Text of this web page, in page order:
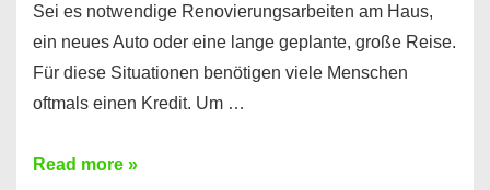
Sei es notwendige Renovierungsarbeiten am Haus,
ein neues Auto oder eine lange geplante, große Reise.
Für diese Situationen benötigen viele Menschen
oftmals einen Kredit. Um …
Brauchen
Read more »